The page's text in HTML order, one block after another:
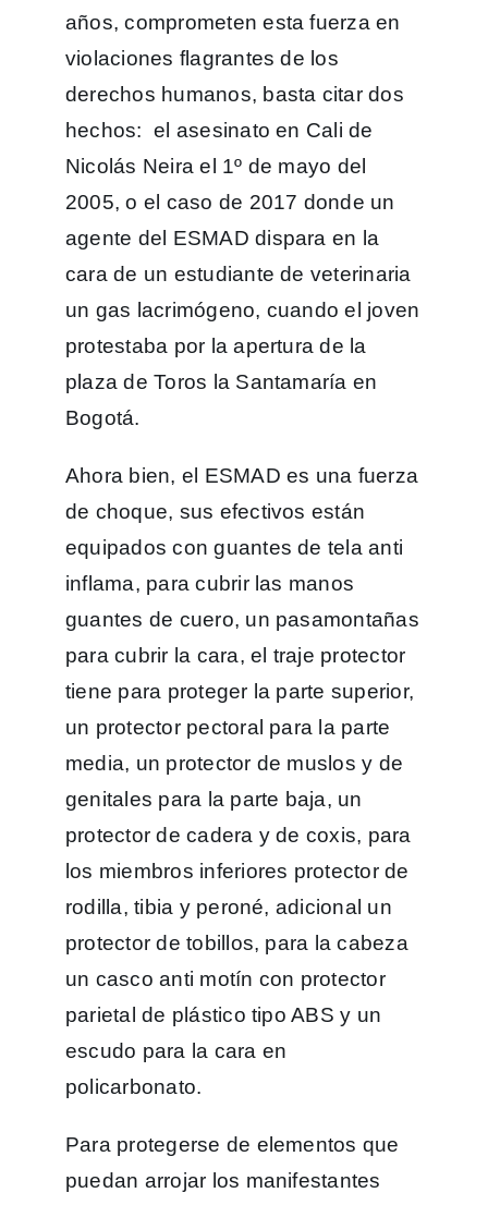
años, comprometen esta fuerza en
violaciones flagrantes de los
derechos humanos, basta citar dos
hechos: el asesinato en Cali de
Nicolás Neira el 1º de mayo del
2005, o el caso de 2017 donde un
agente del ESMAD dispara en la
cara de un estudiante de veterinaria
un gas lacrimógeno, cuando el joven
protestaba por la apertura de la
plaza de Toros la Santamaría en
Bogotá.
Ahora bien, el ESMAD es una fuerza
de choque, sus efectivos están
equipados con guantes de tela anti
inflama, para cubrir las manos
guantes de cuero, un pasamontañas
para cubrir la cara, el traje protector
tiene para proteger la parte superior,
un protector pectoral para la parte
media, un protector de muslos y de
genitales para la parte baja, un
protector de cadera y de coxis, para
los miembros inferiores protector de
rodilla, tibia y peroné, adicional un
protector de tobillos, para la cabeza
un casco anti motín con protector
parietal de plástico tipo ABS y un
escudo para la cara en
policarbonato.
Para protegerse de elementos que
puedan arrojar los manifestantes